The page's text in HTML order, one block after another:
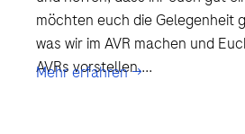
möchten euch die Gelegenheit
was wir im AVR machen und
AVRs vorstellen....
Mehr erfahren →